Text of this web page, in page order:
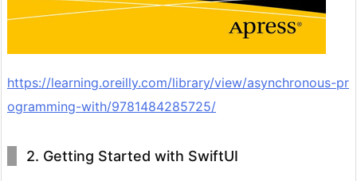
https://learning.oreilly.com/library/view/asynchronous-pr
ogramming-with/9781484285725/
2. Getting Started with SwiftUI